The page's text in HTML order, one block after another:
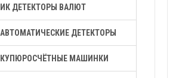
ИК ДЕТЕКТОРЫ ВАЛЮТ
АВТОМАТИЧЕСКИЕ ДЕТЕКТОРЫ
КУПЮРОСЧЁТНЫЕ МАШИНКИ